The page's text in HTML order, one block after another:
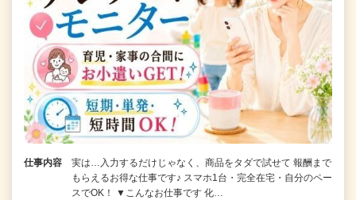
仕事内容
実は…入力するだけじゃなく、商品をタダで試せて 報酬まで
もらえるお得な仕事です♪ スマホ1台・完全在宅・自分のペー
スでOK！ ▼こんなお仕事です 化…